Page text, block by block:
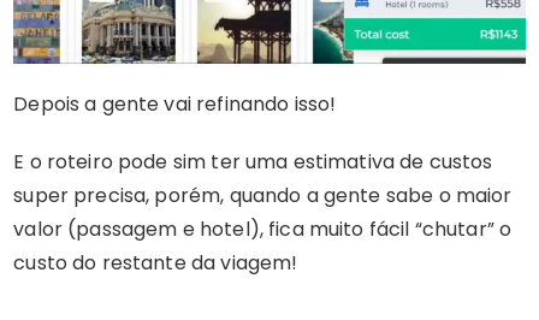
Depois a gente vai refinando isso!
E o roteiro pode sim ter uma estimativa de custos
super precisa, porém, quando a gente sabe o maior
valor (passagem e hotel), fica muito fácil “chutar” o
custo do restante da viagem!